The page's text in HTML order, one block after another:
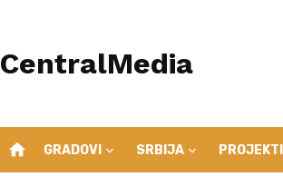
CentralMedia
home GRADOVI SRBIJA PROJEKTI